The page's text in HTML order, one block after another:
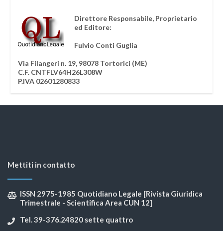
Direttore Responsabile, Proprietario
ed Editore:
Fulvio Conti Guglia
Via Filangeri n. 19, 98078 Tortorici (ME)
C.F. CNTFLV64H26L308W
P.IVA 02601280833
Mettiti in contatto
ISSN 2975-1985 Quotidiano Legale [Rivista Giuridica
Trimestrale - Scientifica Area CUN 12]
Tel. 39-376.24820 sette quattro